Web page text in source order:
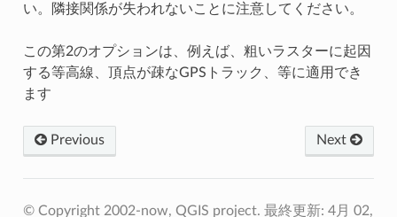
い。隣接関係が失われないことに注意してください。
この第2のオプションは、例えば、粗いラスターに起因
する等高線、頂点が疎なGPSトラック、等に適用でき
ます
Previous Next
© Copyright 2002-now, QGIS project. 最終更新: 4月 02,